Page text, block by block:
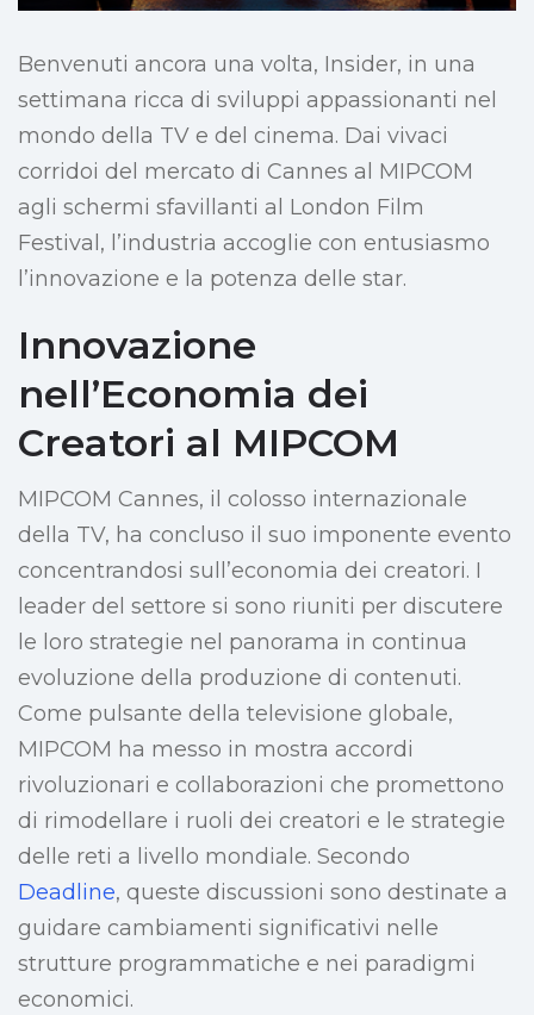
Benvenuti ancora una volta, Insider, in una
settimana ricca di sviluppi appassionanti nel
mondo della TV e del cinema. Dai vivaci
corridoi del mercato di Cannes al MIPCOM
agli schermi sfavillanti al London Film
Festival, l’industria accoglie con entusiasmo
l’innovazione e la potenza delle star.
Innovazione
nell’Economia dei
Creatori al MIPCOM
MIPCOM Cannes, il colosso internazionale
della TV, ha concluso il suo imponente evento
concentrandosi sull’economia dei creatori. I
leader del settore si sono riuniti per discutere
le loro strategie nel panorama in continua
evoluzione della produzione di contenuti.
Come pulsante della televisione globale,
MIPCOM ha messo in mostra accordi
rivoluzionari e collaborazioni che promettono
di rimodellare i ruoli dei creatori e le strategie
delle reti a livello mondiale. Secondo
Deadline, queste discussioni sono destinate a
guidare cambiamenti significativi nelle
strutture programmatiche e nei paradigmi
economici.